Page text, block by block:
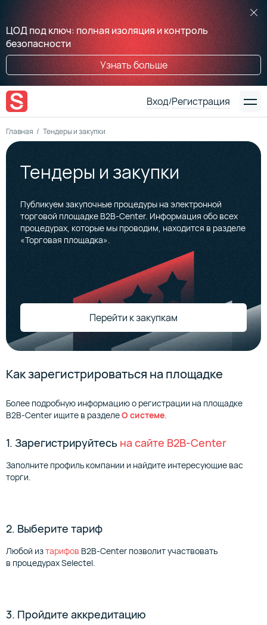
ЦОД под ключ: полная изоляция и контроль
безопасности
Узнать больше
Вход/Регистрация
Главная Тендеры и закупки
Тендеры и закупки
Публикуем закупочные процедуры на электронной
торговой площадке B2B-Center. Информация обо всех
процедурах, которые мы проводим, находится в разделе
«Торговая площадка».
Перейти к закупкам
Как зарегистрироваться на площадке
Более подробную информацию о регистрации на площадке
B2B-Center ищите в разделеО системе.
1. Зарегистрируйтесь на сайте B2B-Center
Заполните профиль компании и найдите интересующие вас
торги.
2. Выберите тариф
Любой изтарифов B2B-Center позволит участвовать
в процедурах Selectel.
3. Пройдите аккредитацию